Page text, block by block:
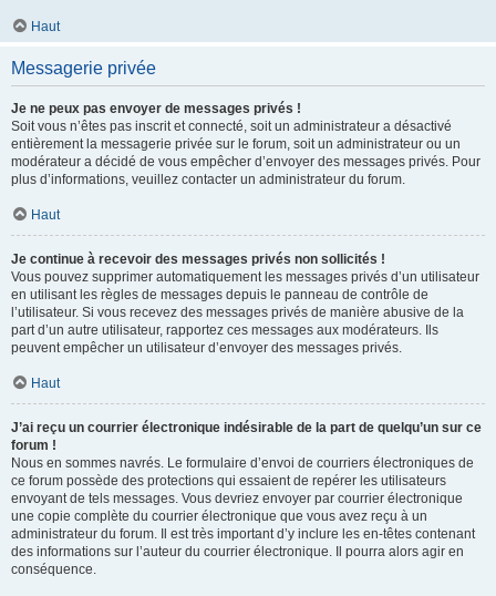
Haut
Messagerie privée
Je ne peux pas envoyer de messages privés !
Soit vous n’êtes pas inscrit et connecté, soit un administrateur a désactivé
entièrement la messagerie privée sur le forum, soit un administrateur ou un
modérateur a décidé de vous empêcher d’envoyer des messages privés. Pour
plus d’informations, veuillez contacter un administrateur du forum.
Haut
Je continue à recevoir des messages privés non sollicités !
Vous pouvez supprimer automatiquement les messages privés d’un utilisateur
en utilisant les règles de messages depuis le panneau de contrôle de
l’utilisateur. Si vous recevez des messages privés de manière abusive de la
part d’un autre utilisateur, rapportez ces messages aux modérateurs. Ils
peuvent empêcher un utilisateur d’envoyer des messages privés.
Haut
J’ai reçu un courrier électronique indésirable de la part de quelqu’un sur ce
forum !
Nous en sommes navrés. Le formulaire d’envoi de courriers électroniques de
ce forum possède des protections qui essaient de repérer les utilisateurs
envoyant de tels messages. Vous devriez envoyer par courrier électronique
une copie complète du courrier électronique que vous avez reçu à un
administrateur du forum. Il est très important d’y inclure les en-têtes contenant
des informations sur l’auteur du courrier électronique. Il pourra alors agir en
conséquence.